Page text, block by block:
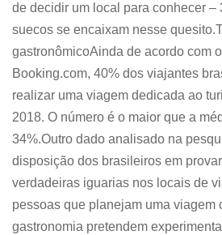
de decidir um local para conhecer –
suecos se encaixam nesse
gastronômicoAinda de acordo com
Booking.com, 40% dos viajantes
realizar uma viagem dedicada ao
2018. O número é o maior que a
34%.Outro dado analisado na
disposição dos brasileiros em
verdadeiras iguarias nos locais de
pessoas que planejam uma viagem
gastronomia pretendem